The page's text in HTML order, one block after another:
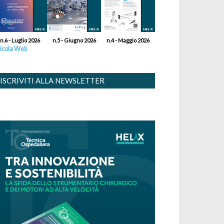
n.6 - Luglio 2026 n.5 - Giugno 2026 n.4 - Maggio 2026
Web
ISCRIVITI ALLA NEWSLETTER